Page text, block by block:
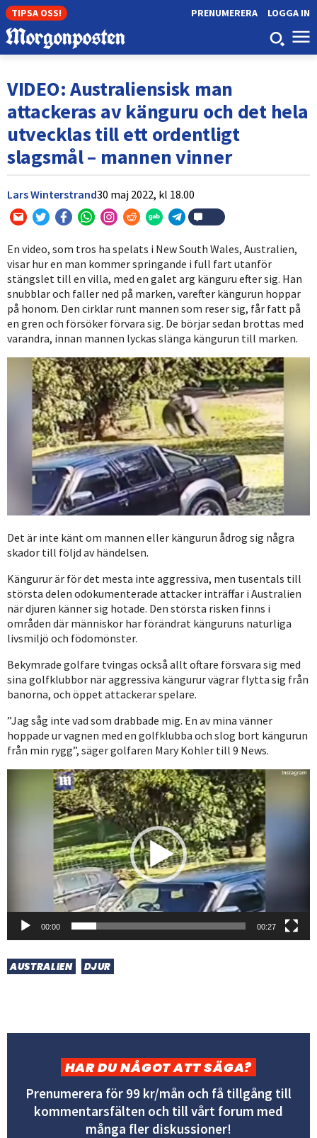
TIPSA OSS! LOGGA IN
PRENUMERERA
VIDEO: Australiensisk man
attackeras av känguru och det hela
utvecklas till ett ordentligt
slagsmål – mannen vinner
Lars Winterstrand30 maj 2022, kl 18.00
En video, som tros ha spelats i New South Wales, Australien,
visar hur en man kommer springande i full fart utanför
stängslet till en villa, med en galet arg känguru efter sig. Han
snubblar och faller ned på marken, varefter kängurun hoppar
på honom. Den cirklar runt mannen som reser sig, får fatt på
en gren och försöker förvara sig. De börjar sedan brottas med
varandra, innan mannen lyckas slänga kängurun till marken.
Det är inte känt om mannen eller kängurun ådrog sig några
skador till följd av händelsen.
Kängurur är för det mesta inte aggressiva, men tusentals till
största delen odokumenterade attacker inträffar i Australien
när djuren känner sig hotade. Den största risken finns i
områden där människor har förändrat känguruns naturliga
livsmiljö och födomönster.
Bekymrade golfare tvingas också allt oftare försvara sig med
sina golfklubbor när aggressiva kängurur vägrar flytta sig från
banorna, och öppet attackerar spelare.
”Jag såg inte vad som drabbade mig. En av mina vänner
hoppade ur vagnen med en golfklubba och slog bort kängurun
från min rygg”, säger golfaren Mary Kohler till 9 News.
Videospelare
00:00 00:27
AUSTRALIEN DJUR
HAR DU NÅGOT ATT SÄGA?
Prenumerera för 99 kr/mån och få tillgång till
kommentarsfälten och till vårt forum med
många fler diskussioner!